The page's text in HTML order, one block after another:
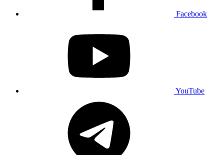
Facebook
YouTube